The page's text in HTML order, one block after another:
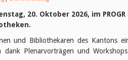
20. Oktober 2026, im
und Bibliothekaren des Kantons
Plenarvorträgen und